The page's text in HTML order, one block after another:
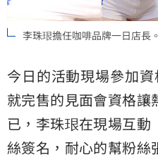
李珠珢擔任咖啡品牌一日店長
今日的活動現場參加
就完售的見面會資格讓
已，李珠珢在現場互動
絲簽名，耐心的幫粉絲